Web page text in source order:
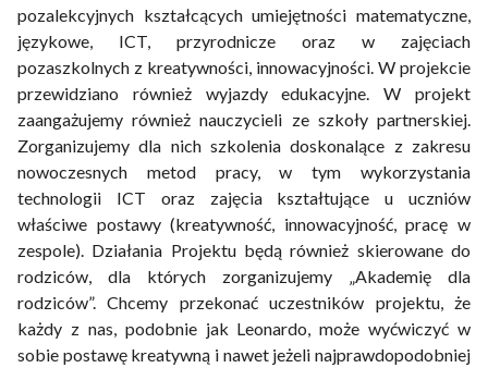
pozalekcyjnych kształcących umiejętności matematyczne,
językowe, ICT, przyrodnicze oraz w zajęciach
pozaszkolnych z kreatywności, innowacyjności. W projekcie
przewidziano również wyjazdy edukacyjne. W projekt
zaangażujemy również nauczycieli ze szkoły partnerskiej.
Zorganizujemy dla nich szkolenia doskonalące z zakresu
nowoczesnych metod pracy, w tym wykorzystania
technologii ICT oraz zajęcia kształtujące u uczniów
właściwe postawy (kreatywność, innowacyjność, pracę w
zespole). Działania Projektu będą również skierowane do
rodziców, dla których zorganizujemy „Akademię dla
rodziców”. Chcemy przekonać uczestników projektu, że
każdy z nas, podobnie jak Leonardo, może wyćwiczyć w
sobie postawę kreatywną i nawet jeżeli najprawdopodobniej